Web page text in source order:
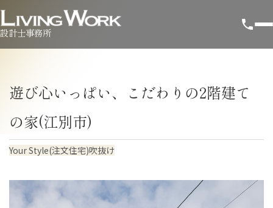
設計士事務所
遊び心いっぱい、こだわりの2階建て
の家(江別市)
Your Style(注文住宅)吹抜け